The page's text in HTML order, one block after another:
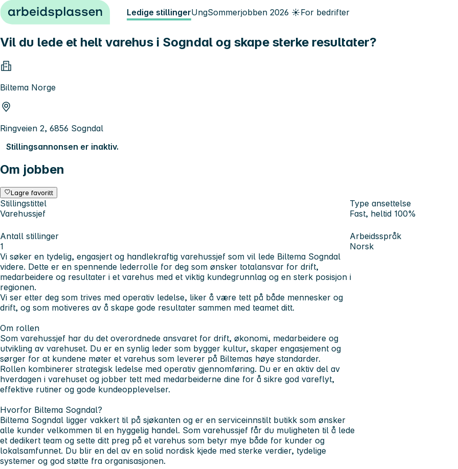
Hopp til innhold Ledige stillingerUngSommerjobben 2026 ☀️For bedrifter
Vil du lede et helt varehus i Sogndal og skape sterke resultater?
Biltema Norge
Ringveien 2, 6856 Sogndal
Stillingsannonsen er inaktiv.
Om jobben
Lagre favoritt
Stillingstittel
Varehussjef
Type ansettelse
Fast, heltid 100%
Antall stillinger
1
Arbeidsspråk
Norsk
Vi søker en tydelig, engasjert og handlekraftig varehussjef som vil lede Biltema Sogndal
videre. Dette er en spennende lederrolle for deg som ønsker totalansvar for drift,
medarbeidere og resultater i et varehus med et viktig kundegrunnlag og en sterk posisjon i
regionen.
Vi ser etter deg som trives med operativ ledelse, liker å være tett på både mennesker og
drift, og som motiveres av å skape gode resultater sammen med teamet ditt.
Om rollen
Som varehussjef har du det overordnede ansvaret for drift, økonomi, medarbeidere og
utvikling av varehuset. Du er en synlig leder som bygger kultur, skaper engasjement og
sørger for at kundene møter et varehus som leverer på Biltemas høye standarder.
Rollen kombinerer strategisk ledelse med operativ gjennomføring. Du er en aktiv del av
hverdagen i varehuset og jobber tett med medarbeiderne dine for å sikre god vareflyt,
effektive rutiner og gode kundeopplevelser.
Hvorfor Biltema Sogndal?
Biltema Sogndal ligger vakkert til på sjøkanten og er en serviceinnstilt butikk som ønsker
alle kunder velkommen til en hyggelig handel. Som varehussjef får du muligheten til å lede
et dedikert team og sette ditt preg på et varehus som betyr mye både for kunder og
lokalsamfunnet. Du blir en del av en solid nordisk kjede med sterke verdier, tydelige
systemer og god støtte fra organisasjonen.